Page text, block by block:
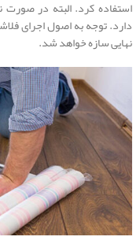
استفاده کرد. البته در
دارد. توجه به اصول اجرای
نهایی سازه خواهد شد.